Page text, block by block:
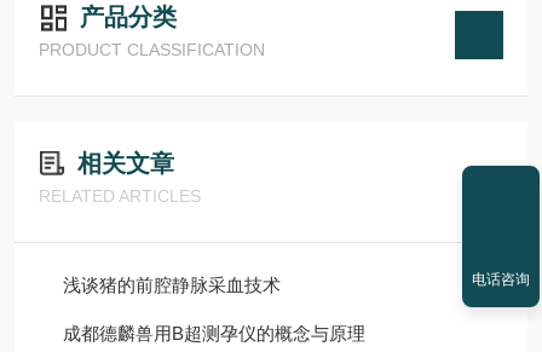
产品分类
PRODUCT CLASSIFICATION
相关文章
RELATED ARTICLES
浅谈猪的前腔静脉采血技术
成都德麟兽用B超测孕仪的概念与原理
电话咨询